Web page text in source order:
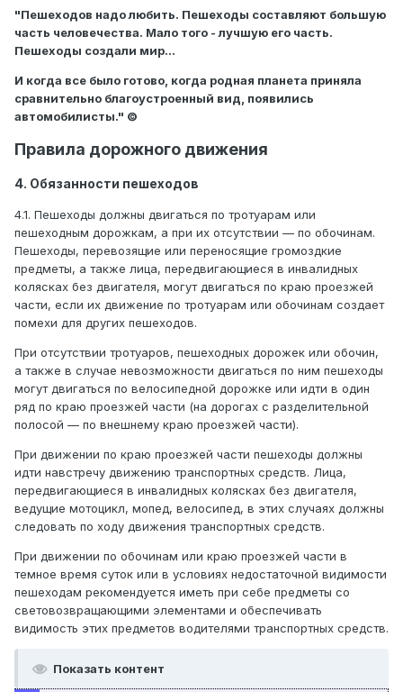
"Пешеходов надо любить. Пешеходы составляют большую
часть человечества. Мало того - лучшую его часть.
Пешеходы создали мир...
И когда все было готово, когда родная планета приняла
сравнительно благоустроенный вид, появились
автомобилисты." ©
Правила дорожного движения
4. Обязанности пешеходов
4.1. Пешеходы должны двигаться по тротуарам или
пешеходным дорожкам, а при их отсутствии — по обочинам.
Пешеходы, перевозящие или переносящие громоздкие
предметы, а также лица, передвигающиеся в инвалидных
колясках без двигателя, могут двигаться по краю проезжей
части, если их движение по тротуарам или обочинам создает
помехи для других пешеходов.
При отсутствии тротуаров, пешеходных дорожек или обочин,
а также в случае невозможности двигаться по ним пешеходы
могут двигаться по велосипедной дорожке или идти в один
ряд по краю проезжей части (на дорогах с разделительной
полосой — по внешнему краю проезжей части).
При движении по краю проезжей части пешеходы должны
идти навстречу движению транспортных средств. Лица,
передвигающиеся в инвалидных колясках без двигателя,
ведущие мотоцикл, мопед, велосипед, в этих случаях должны
следовать по ходу движения транспортных средств.
При движении по обочинам или краю проезжей части в
темное время суток или в условиях недостаточной видимости
пешеходам рекомендуется иметь при себе предметы со
световозвращающими элементами и обеспечивать
видимость этих предметов водителями транспортных средств.
Показать контент